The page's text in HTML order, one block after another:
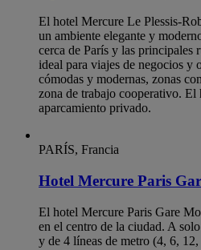
El hotel Mercure Le Plessis-
un ambiente elegante y
cerca de París y las principales
ideal para viajes de negocios y
cómodas y modernas, zonas
zona de trabajo cooperativo. El
aparcamiento privado.
PARÍS, Francia
Hotel Mercure Paris
El hotel Mercure Paris Gare
en el centro de la ciudad. A
y de 4 líneas de metro (4, 6,